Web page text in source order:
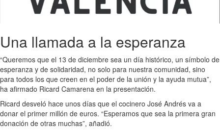
Una llamada a la esperanza
“Queremos que el 13 de diciembre sea un día histórico, un símbolo de
esperanza y de solidaridad, no solo para nuestra comunidad, sino
para todos los que creen en el poder de la unión y la ayuda mutua”,
ha afirmado Ricard Camarena en la presentación.
Ricard desveló hace unos días que el cocinero José Andrés va a
donar el primer millón de euros. “Esperamos que sea la primera gran
donación de otras muchas”, añadió.